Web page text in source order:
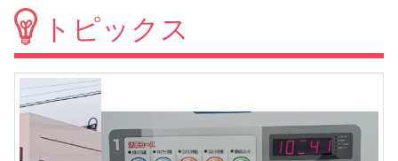
トピックス